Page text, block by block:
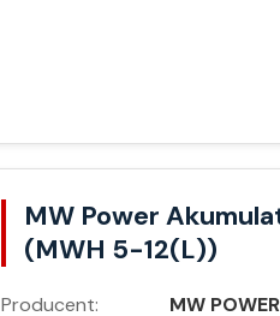
MW Power
(MWH 5-12(L))
Producent: MW POWER